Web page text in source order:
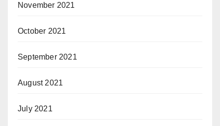
November 2021
October 2021
September 2021
August 2021
July 2021